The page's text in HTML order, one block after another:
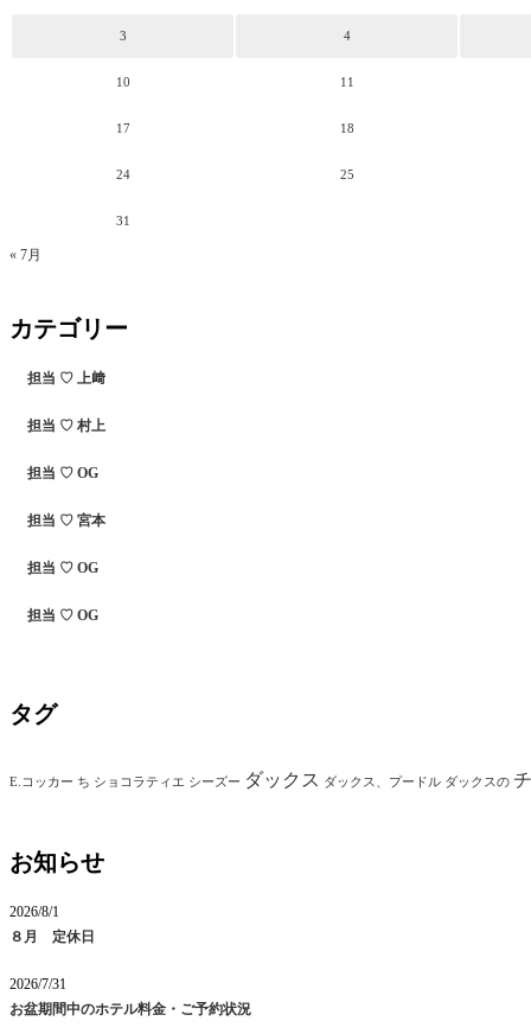
3 4
10 11
17 18
24 25
31
« 7月
カテゴリー
担当 ♡ 上﨑
担当 ♡ 村上
担当 ♡ OG
担当 ♡ 宮本
担当 ♡ OG
担当 ♡ OG
タグ
E.コッカー ち ショコラティエ シーズー ダックス ダックス、プードル ダックスの
お知らせ
2026/8/1
８月 定休日
2026/7/31
お盆期間中のホテル料金・ご予約状況